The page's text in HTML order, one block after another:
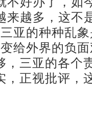
来越多，这不
亚的种种乱
给外界的负
，三亚的各个
，正视批评，